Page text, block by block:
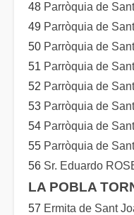
48 Parròquia de
49 Parròquia de
50 Parròquia de
51 Parròquia de
52 Parròquia de
53 Parròquia de
54 Parròquia de
55 Parròquia de
56 Sr. Eduardo
LA POBLA
57 Ermita de Sant